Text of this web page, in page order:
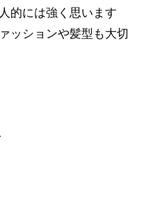
的には強く思います
ッションや髪型も大切